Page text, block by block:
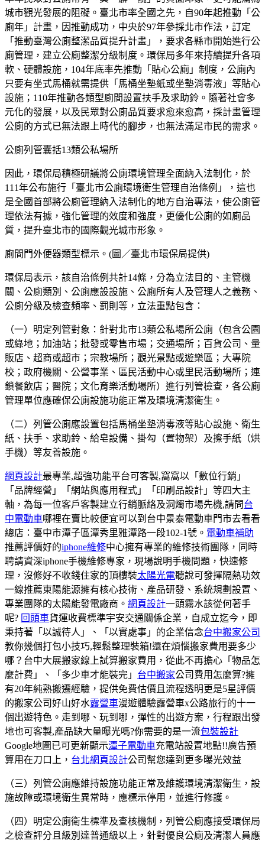
城市觀光發展的阻礙。臺北市率全國之先，自90年起推動「公
廁年」計畫，因推動成功，中央於97年參採北市作法，訂定
「推動臺灣公廁整潔品質提升計畫」，要求各縣市開始進行公
廁管理，建立公廁整潔分級制度。環保局多年來持續提升各項
軟、硬體設施，104年底率先推動「貼心公廁」制度，公廁內
只要有坐式馬桶就需提供「馬桶坐墊紙或坐墊消毒液」等貼心
設施；110年推動各類型廁間設置扶手及求助鈴。隨著社會多
元化的發展，以及民眾對公廁品質要求愈來愈高，採計畫管理
公廁的方式已無法跟上時代的腳步，也無法滿足市民的需求。
公廁列管囊括13類公私場所
因此，環保局積極研議將公廁環境管理全面納入法制化，於
111年公布施行「臺北市公廁環境衛生管理自治條例」，這也
是全國首部將公廁管理納入法制化的地方自治專法，使公廁管
理依法有據，強化管理的效度和強度，更優化公廁的如廁品
質，提升臺北市的國際觀光城市形象。
廁間門外便器類型標示。(圖／臺北市環保局提供)
環保局表示，該自治條例共計14條，分為立法目的、主管機
關、公廁類別、公廁應設設施、公廁所有人及管理人之義務、
公廁分級及檢查頻率、罰則等，立法重點包含：
（一）明定列管對象：針對北市13類公私場所公廁（包含公園
或綠地；加油站；批發或零售市場；交通場所；百貨公司、量
販店、超商或超市；宗教場所；觀光景點或遊樂區；大專院
校；政府機關、公營事業、區民活動中心或里民活動場所；連
鎖餐飲店；醫院；文化育樂活動場所）進行列管檢查，各公廁
管理單位應確保公廁設施功能正常及環境清潔衛生。
（二）列管公廁應設置包括馬桶坐墊消毒液等貼心設施、衛生
紙、扶手、求助鈴、給皂設備、掛勾（置物架）及擦手紙（烘
手機）等友善設施。
網頁設計最專業,超強功能平台可客製,窩窩以「數位行銷」
「品牌經營」「網站與應用程式」「印刷品設計」等四大主
軸，為每一位客戶客製建立行銷脈絡及洞燭市場先機,請問台
中電動車哪裡在賣比較便宜可以到台中景泰電動車門市去看看
總店：臺中市潭子區潭秀里雅潭路一段102-1號。 電動車補助
推薦評價好的iphone維修中心擁有專業的維修技術團隊，同時
聘請資深iphone手機維修專家，現場說明手機問題，快速修
理，沒修好不收錢住家的頂樓裝太陽光電聽說可發揮隔熱功效
一線推薦東陽能源擁有核心技術、產品研發、系統規劃設置、
專業團隊的太陽能發電廠商。 網頁設計一頭霧水該從何著手
呢? 回頭車貨運收費標準宇安交通關係企業，自成立迄今，即
秉持著「以誠待人」、「以實處事」的企業信念台中搬家公司
教你幾個打包小技巧,輕鬆整理裝箱!還在煩惱搬家費用要多少
哪？台中大展搬家線上試算搬家費用，從此不再擔心「物品怎
麼計費」、「多少車才能裝完」 台中搬家公司費用怎麼算?擁
有20年純熟搬遷經驗，提供免費估價且流程透明更是5星評價
的搬家公司好山好水露營車漫遊體驗露營車x公路旅行的十一
個出遊特色。走到哪、玩到哪，彈性的出遊方案，行程跟出發
地也可客製,產品缺大量曝光嗎?你需要的是一流包裝設計
Google地圖已可更新顯示潭子電動車充電站設置地點!!廣告預
算用在刀口上， 台北網頁設計公司幫您達到更多曝光效益
（三）列管公廁應維持設施功能正常及維護環境清潔衛生，設
施故障或環境衛生異常時，應標示停用，並進行修護。
（四）明定公廁衛生標準及查核機制，列管公廁應接受環保局
之檢查評分且級別達普通級以上，針對優良公廁及清潔人員應